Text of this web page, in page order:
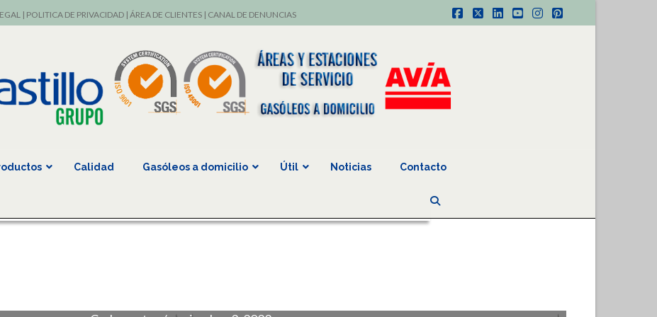
| POLITICA DE PRIVACIDAD| ÁREA DE CLIENTES| CANAL DE DENUNCIAS
Facebook
X LinkedIn
YouTube
Instagram
Pinterest
Calidad Gasóleos a domicilio Útil Noticias Contacto